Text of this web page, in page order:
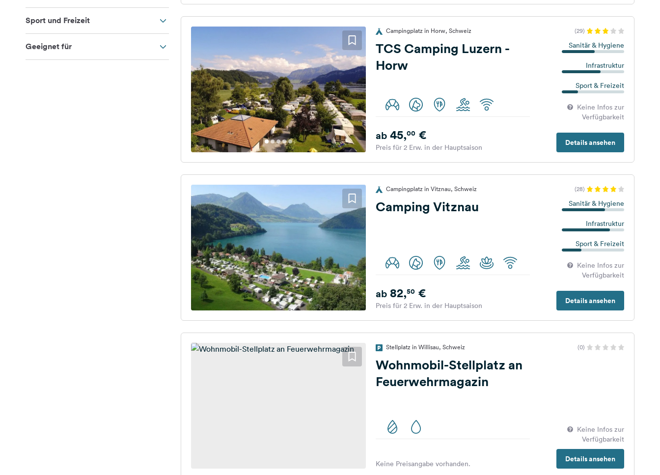
Sport und Freizeit
Geeignet für
Campingplatz in Horw, Schweiz (29)
TCS Camping Luzern -
Horw
Sanitär & Hygiene
Infrastruktur
Sport & Freizeit
Keine Infos zur
Verfügbarkeit
Details ansehen
ab45,00€
Preis für 2 Erw. in der Hauptsaison
Campingplatz in Vitznau, Schweiz (28)
Camping Vitznau Sanitär & Hygiene
Infrastruktur
Sport & Freizeit
Keine Infos zur
Verfügbarkeit
Details ansehen
ab82,50€
Preis für 2 Erw. in der Hauptsaison
Stellplatz in Willisau, Schweiz (0)
Wohnmobil-Stellplatz an
Feuerwehrmagazin
Keine Infos zur
Verfügbarkeit
Details ansehen
Keine Preisangabe vorhanden.